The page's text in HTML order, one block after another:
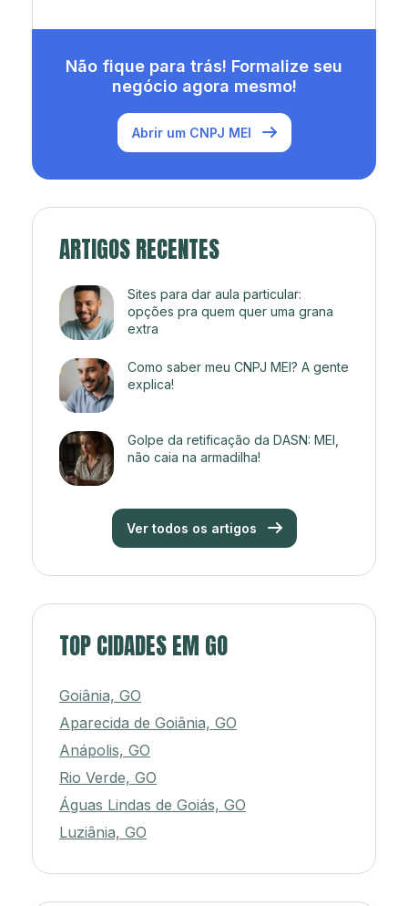
Não fique para trás! Formalize seu
negócio agora mesmo!
Abrir um CNPJ MEI
ARTIGOS RECENTES
Sites para dar aula particular:
opções pra quem quer uma grana
extra
Como saber meu CNPJ MEI? A gente
explica!
Golpe da retificação da DASN: MEI,
não caia na armadilha!
Ver todos os artigos
TOP CIDADES EM GO
Goiânia, GO
Aparecida de Goiânia, GO
Anápolis, GO
Rio Verde, GO
Águas Lindas de Goiás, GO
Luziânia, GO